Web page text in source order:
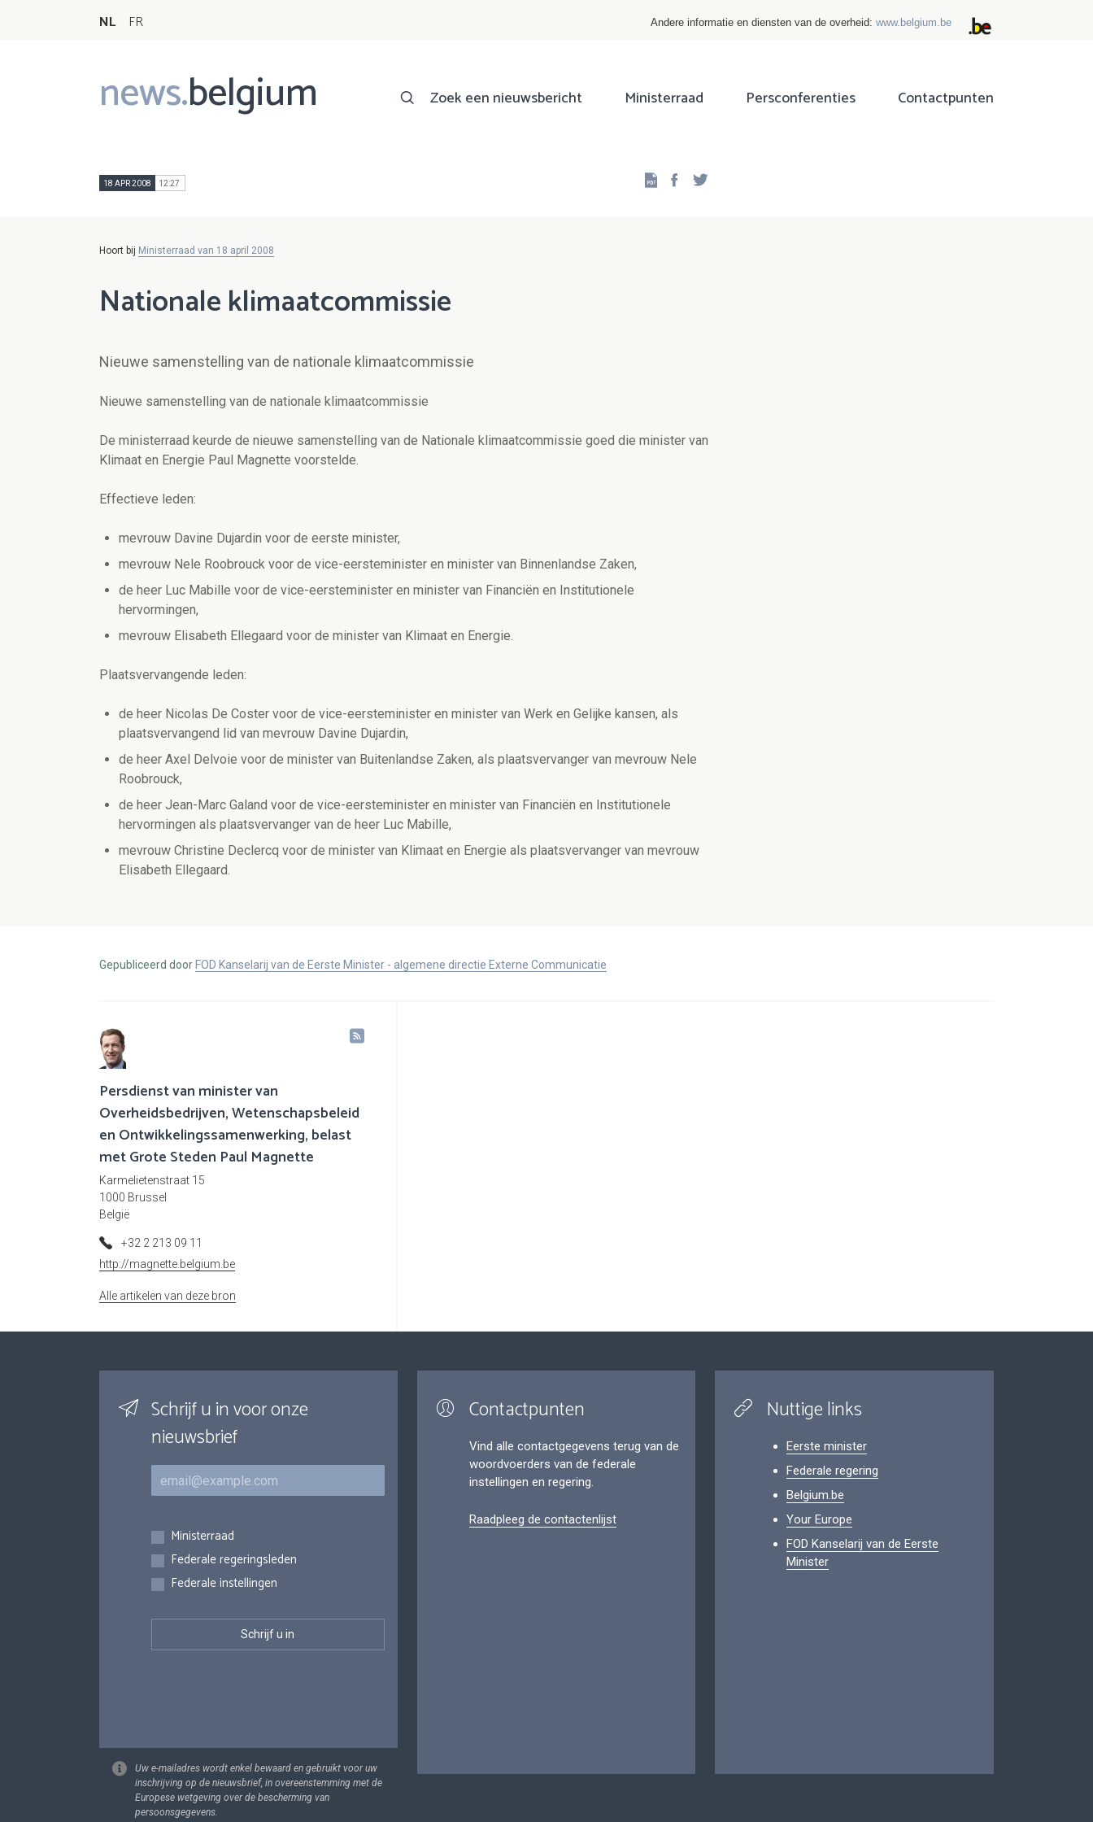
NL FR Andere informatie en diensten van de overheid: www.belgium.be
news.belgium
Main
navigation
Zoek een nieuwsbericht Ministerraad Persconferenties Contactpunten
18 APR 2008 12:27 Facebook
Hoort bij Ministerraad van 18 april 2008
Nationale klimaatcommissie
Nieuwe samenstelling van de nationale klimaatcommissie
Nieuwe samenstelling van de nationale klimaatcommissie
De ministerraad keurde de nieuwe samenstelling van de Nationale klimaatcommissie goed die minister van
Klimaat en Energie Paul Magnette voorstelde.
Effectieve leden:
mevrouw Davine Dujardin voor de eerste minister,
mevrouw Nele Roobrouck voor de vice-eersteminister en minister van Binnenlandse Zaken,
de heer Luc Mabille voor de vice-eersteminister en minister van Financiën en Institutionele
hervormingen,
mevrouw Elisabeth Ellegaard voor de minister van Klimaat en Energie.
Plaatsvervangende leden:
de heer Nicolas De Coster voor de vice-eersteminister en minister van Werk en Gelijke kansen, als
plaatsvervangend lid van mevrouw Davine Dujardin,
de heer Axel Delvoie voor de minister van Buitenlandse Zaken, als plaatsvervanger van mevrouw Nele
Roobrouck,
de heer Jean-Marc Galand voor de vice-eersteminister en minister van Financiën en Institutionele
hervormingen als plaatsvervanger van de heer Luc Mabille,
mevrouw Christine Declercq voor de minister van Klimaat en Energie als plaatsvervanger van mevrouw
Elisabeth Ellegaard.
Gepubliceerd door FOD Kanselarij van de Eerste Minister - algemene directie Externe Communicatie
Persdienst van minister van
Overheidsbedrijven, Wetenschapsbeleid
en Ontwikkelingssamenwerking, belast
met Grote Steden Paul Magnette
Karmelietenstraat 15
1000 Brussel
België
+32 2 213 09 11
http://magnette.belgium.be
Alle artikelen van deze bron
Schrijf u in voor onze
nieuwsbrief
E-mail
Inschrijvingen
Ministerraad
Federale regeringsleden
Federale instellingen
Uw e-mailadres wordt enkel bewaard en gebruikt voor uw
inschrijving op de nieuwsbrief, in overeenstemming met de
Europese wetgeving over de bescherming van
persoonsgegevens.
Contactpunten
Vind alle contactgegevens terug van de
woordvoerders van de federale
instellingen en regering.
Raadpleeg de contactenlijst
Nuttige links
Eerste minister
Federale regering
Belgium.be
Your Europe
FOD Kanselarij van de Eerste
Minister